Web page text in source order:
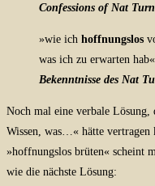
Confessions of Nat
»wie ich hoffnungslos
was ich zu erwarten
Bekenntnisse des Nat
Noch mal eine verbale Lösung,
Wissen, was…« hätte vertragen
»hoffnungslos brüten« scheint
wie die nächste Lösung: